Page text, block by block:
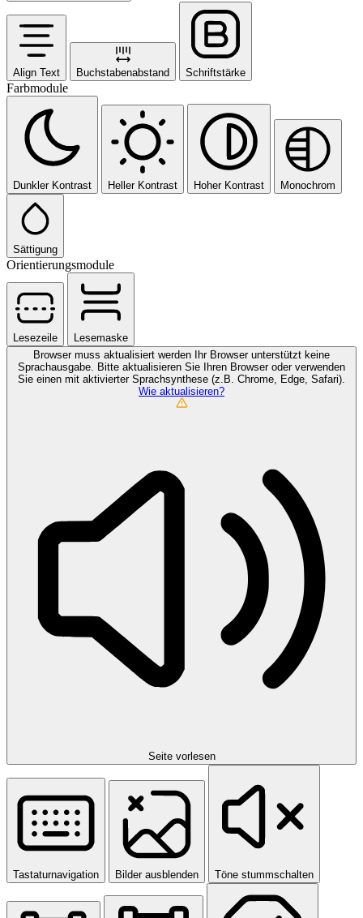
Align Text Buchstabenabstand Schriftstärke
Farbmodule
Dunkler Kontrast Heller Kontrast Hoher Kontrast Monochrom
Sättigung
Orientierungsmodule
Lesezeile
Lesemaske
Browser muss aktualisiert werden
Ihr Browser unterstützt keine
Sprachausgabe. Bitte aktualisieren Sie Ihren Browser oder verwenden
Sie einen mit aktivierter Sprachsynthese (z.B. Chrome, Edge, Safari).
Wie aktualisieren?
Seite vorlesen
Tastaturnavigation Bilder ausblenden Töne stummschalten